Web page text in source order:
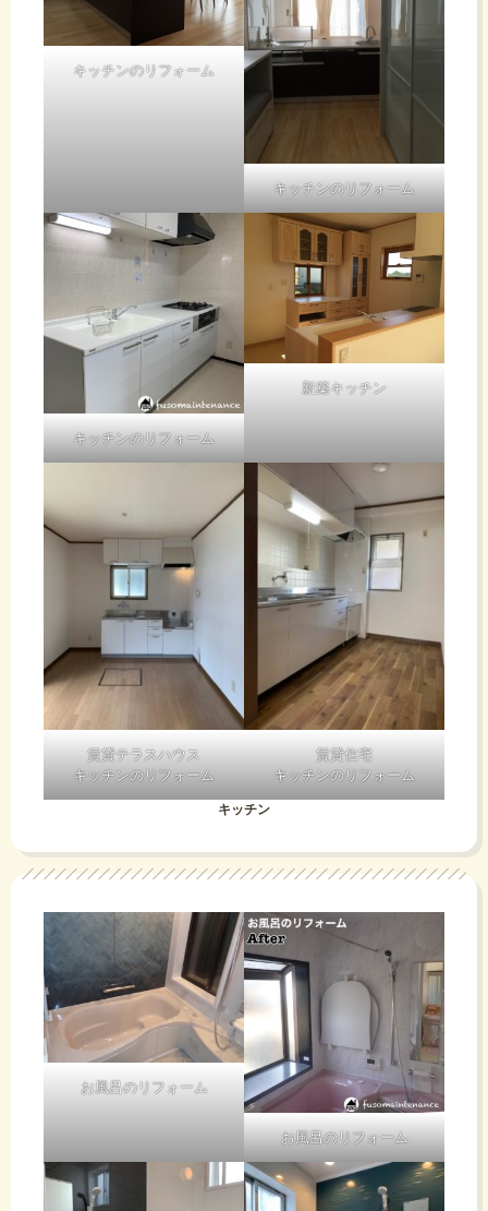
キッチンのリフォーム
キッチンのリフォーム
キッチンのリフォーム
新築キッチン
賃貸テラスハウス
キッチンのリフォーム
賃貸住宅
キッチンのリフォーム
キッチン
お風呂のリフォーム
お風呂のリフォーム